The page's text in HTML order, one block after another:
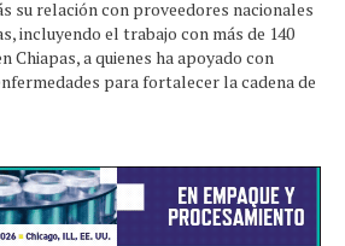
su relación con proveedores nacionales
incluyendo el trabajo con más de 140
Chiapas, a quienes ha apoyado con
para fortalecer la cadena de